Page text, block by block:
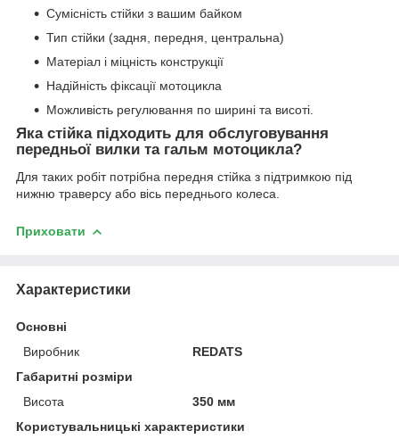
Сумісність стійки з вашим байком
Тип стійки (задня, передня, центральна)
Матеріал і міцність конструкції
Надійність фіксації мотоцикла
Можливість регулювання по ширині та висоті.
Яка стійка підходить для обслуговування
передньої вилки та гальм мотоцикла?
Для таких робіт потрібна передня стійка з підтримкою під
нижню траверсу або вісь переднього колеса.
Приховати
Характеристики
Основні
Виробник
REDATS
Габаритні розміри
Висота
350 мм
Користувальницькі характеристики